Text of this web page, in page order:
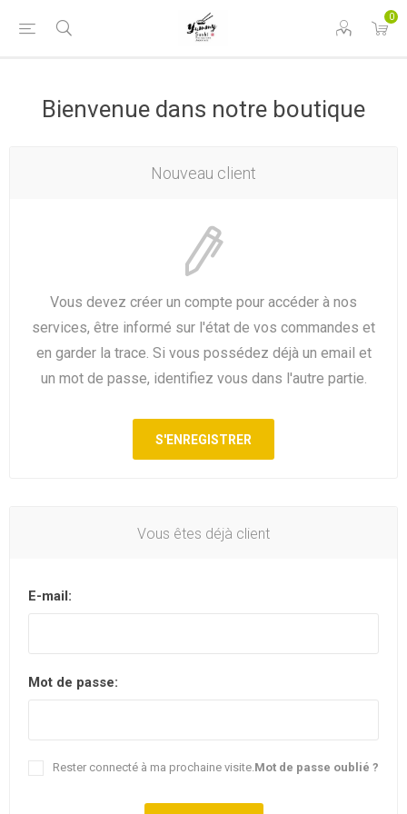
0
Bienvenue dans notre boutique
Nouveau client
Vous devez créer un compte pour accéder à nos
services, être informé sur l'état de vos commandes et
en garder la trace. Si vous possédez déjà un email et
un mot de passe, identifiez vous dans l'autre partie.
Vous êtes déjà client
E-mail:
Mot de passe:
Mot de passe oublié ?
Rester connecté à ma prochaine visite.